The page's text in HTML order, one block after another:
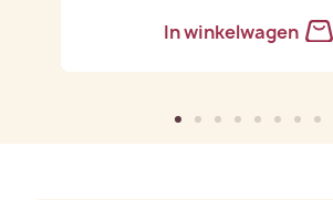
In winkelwagen